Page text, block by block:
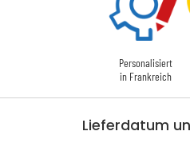
Personalisiert
in Frankreich
Lieferdatum